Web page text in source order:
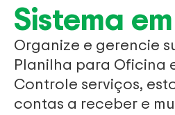
Sistema
Organize e gerencie
Planilha para Oficina
Controle serviços,
contas a receber e